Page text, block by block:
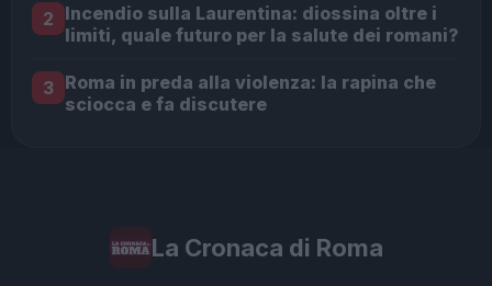
2 Incendio sulla Laurentina: diossina oltre i
limiti, quale futuro per la salute dei romani?
3 Roma in preda alla violenza: la rapina che
sciocca e fa discutere
La Cronaca di Roma